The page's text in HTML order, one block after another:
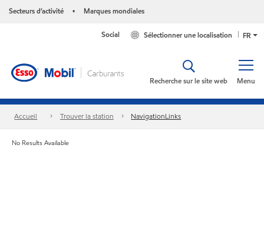
Secteurs d’activité • Marques mondiales
FR
Sélectionner une localisation
Social
Menu
Recherche sur le site web
Accueil Trouver la station NavigationLinks
No Results Available